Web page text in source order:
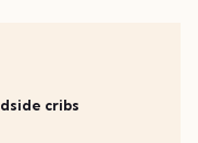
cribs